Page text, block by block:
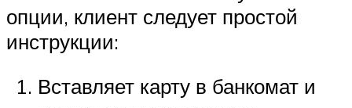
опции, клиент следует простой
инструкции:
Вставляет карту в банкомат и